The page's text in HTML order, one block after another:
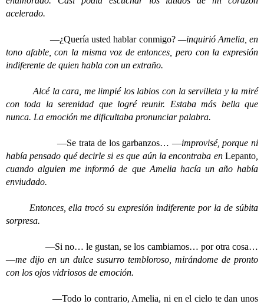
acelerado.
—¿Quería usted hablar conmigo?—inquirió Amelia, en
tono afable, con la misma voz de entonces, pero con la expresión
indiferente de quien habla con un extraño.
Alcé la cara, me limpié los labios con la servilleta y la miré
con toda la serenidad que logré reunir. Estaba más bella que
nunca. La emoción me dificultaba pronunciar palabra.
—Se trata de los garbanzos… —improvisé, porque ni
había pensado qué decirle si es que aún la encontraba en Lepanto
cuando alguien me informó de que Amelia hacía un año había
enviudado.
Entonces, ella trocó su expresión indiferente por la de súbita
sorpresa.
—Si no… le gustan, se los cambiamos… por otra cosa…
—me dijo en un dulce susurro tembloroso, mirándome de pronto
con los ojos vidriosos de emoción.
—Todo lo contrario, Amelia, ni en el cielo te dan unos